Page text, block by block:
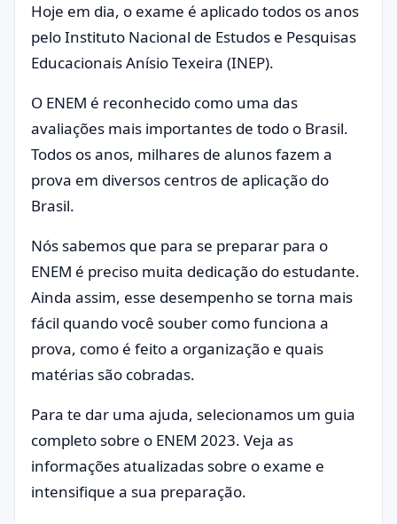
Hoje em dia, o exame é aplicado todos os anos
pelo Instituto Nacional de Estudos e Pesquisas
Educacionais Anísio Texeira (INEP).
O ENEM é reconhecido como uma das
avaliações mais importantes de todo o Brasil.
Todos os anos, milhares de alunos fazem a
prova em diversos centros de aplicação do
Brasil.
Nós sabemos que para se preparar para o
ENEM é preciso muita dedicação do estudante.
Ainda assim, esse desempenho se torna mais
fácil quando você souber como funciona a
prova, como é feito a organização e quais
matérias são cobradas.
Para te dar uma ajuda, selecionamos um guia
completo sobre o ENEM 2023. Veja as
informações atualizadas sobre o exame e
intensifique a sua preparação.